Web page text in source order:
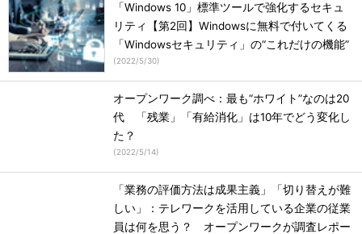
「Windows 10」標準ツールで強化するセキュ
リティ【第2回】Windowsに無料で付いてくる
「Windowsセキュリティ」の“これだけの機能”
(2022/5/30)
オープンワーク調べ：最も“ホワイト”なのは20
代 「残業」「有給消化」は10年でどう変化し
た？
(2022/5/14)
「業務の評価方法は成果主義」「切り替えが難
しい」：テレワークを活用している企業の従業
員は何を思う？ オープンワークが調査レポー